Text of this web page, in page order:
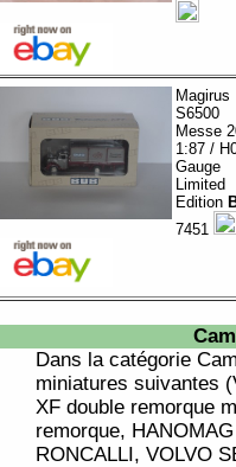
Magirus
S6500
Messe
1:87 /
Gauge
Limited
Edition
7451
Dans la catégorie
miniatures suivantes
XF double remorque
remorque,
RONCALLI, VOLVO